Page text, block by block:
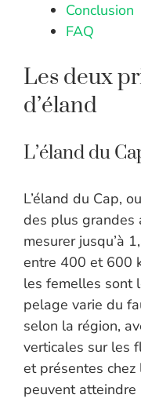
Conclusion
FAQ
Les deux
d’éland
L’éland du
L’éland du Cap, ou
des plus grandes
mesurer jusqu’à
entre 400 et 600
les femelles sont
pelage varie du
selon la région,
verticales sur les
et présentes
peuvent